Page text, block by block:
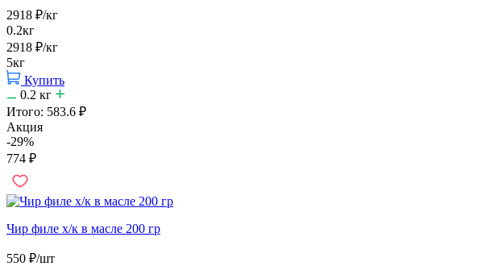
2918 ₽/кг
0.2кг
2918 ₽/кг
5кг
Купить
0.2 кг
Итого: 583.6 ₽
Акция
-29%
774 ₽
Чир филе х/к в масле 200 гр
550 ₽/шт